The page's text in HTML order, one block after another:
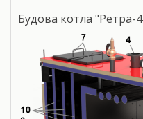
Будова котла "Ретра-